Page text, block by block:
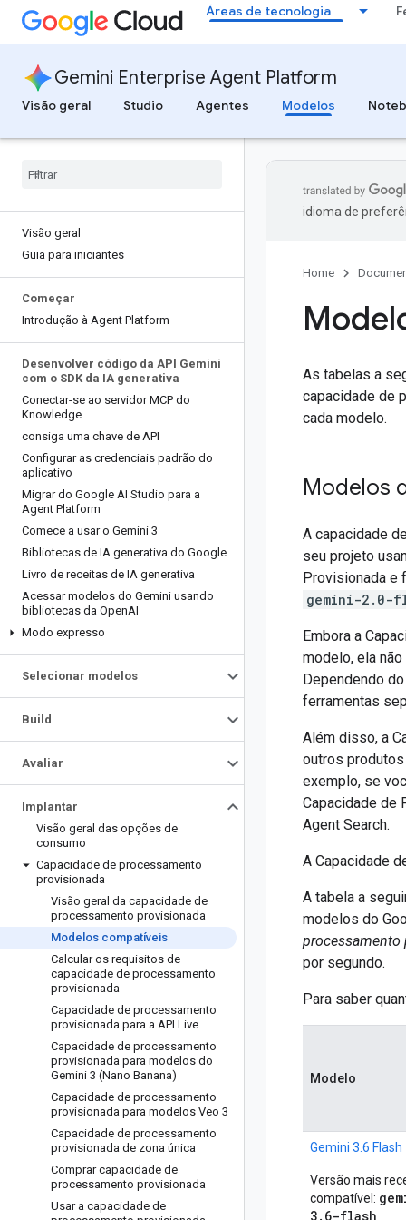
Áreas de tecnologia
Gemini Enterprise Agent Platform
Visão geral Studio Agentes Modelos
Visão geral
Guia para iniciantes
Começar
Introdução à Agent Platform
Desenvolver código da API Gemini
com o SDK da IA generativa
Conectar-se ao servidor MCP do
Knowledge
consiga uma chave de API
Configurar as credenciais padrão do
aplicativo
Migrar do Google AI Studio para a
Agent Platform
Comece a usar o Gemini 3
Bibliotecas de IA generativa do Google
Livro de receitas de IA generativa
Acessar modelos do Gemini usando
bibliotecas da OpenAI
Modo expresso
Selecionar modelos
Build
Avaliar
Implantar
Visão geral das opções de
consumo
Capacidade de processamento
provisionada
Visão geral da capacidade de
processamento provisionada
Modelos compatíveis
Calcular os requisitos de
capacidade de processamento
provisionada
Capacidade de processamento
provisionada para a API Live
Capacidade de processamento
provisionada para modelos do
Gemini 3 (Nano Banana)
Capacidade de processamento
provisionada para modelos Veo 3
Capacidade de processamento
provisionada de zona única
Comprar capacidade de
processamento provisionada
Usar a capacidade de
idioma de
Home
As tabelas a
capacidade de
cada modelo.
Modelos
A capacidade
seu projeto
Provisionada e
gemini-2.0-
Embora a
modelo, ela
Dependendo
ferramentas
Além disso, a
outros
exemplo, se
Capacidade de
Agent Search.
A Capacidade
A tabela a
modelos do
processamento
por segundo.
Para saber
Modelo
Gemini 3.6 Flash
Versão mais
compatível:
3.6-flash